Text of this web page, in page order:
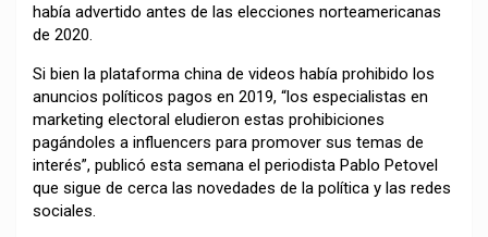
había advertido antes de las elecciones norteamericanas
de 2020.
Si bien la plataforma china de videos había prohibido los
anuncios políticos pagos en 2019, “los especialistas en
marketing electoral eludieron estas prohibiciones
pagándoles a influencers para promover sus temas de
interés”, publicó esta semana el periodista Pablo Petovel
que sigue de cerca las novedades de la política y las redes
sociales.